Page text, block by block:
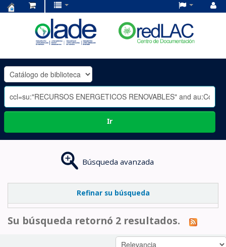
OLADE
-
Ir
Búsqueda avanzada
Refinar su búsqueda
Su búsqueda retornó 2 resultados.